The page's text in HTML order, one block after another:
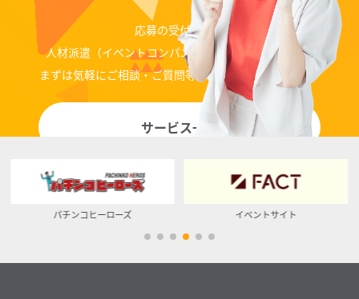
応募の受付代行、
人材派遣（イベントコンパニオン、ディレクター）等
まずは気軽にご相談・ご質問等お問い合わせください。
サービス一覧
イベントサイト ベッカク